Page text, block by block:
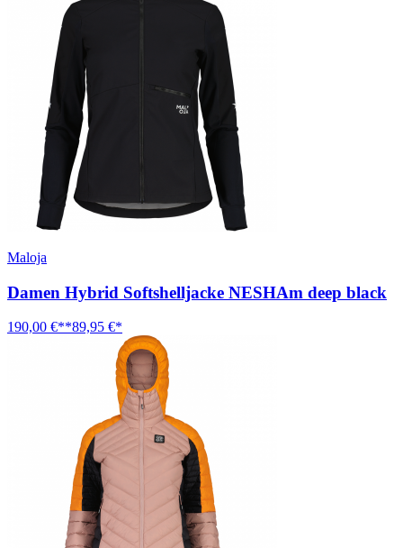
Maloja
Damen Hybrid Softshelljacke NESHAm deep black
190,00 €**89,95 €*